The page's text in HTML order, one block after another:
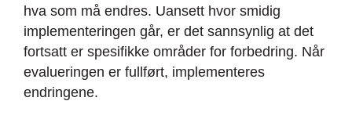
hva som må endres. Uansett hvor smidig
implementeringen går, er det sannsynlig at det
fortsatt er spesifikke områder for forbedring. Når
evalueringen er fullført, implementeres
endringene.